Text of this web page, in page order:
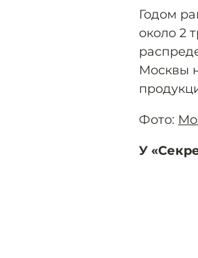
Годом
около 2
Москвы
Фото:
У